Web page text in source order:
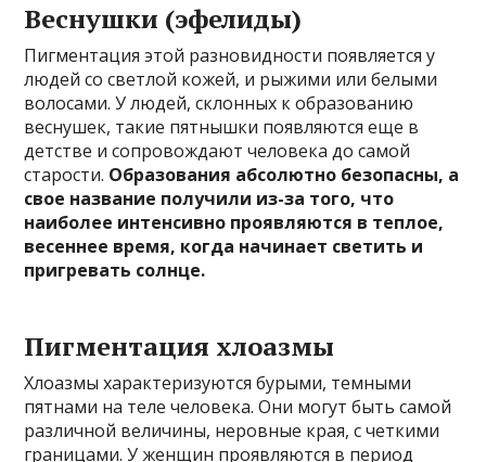
Веснушки (эфелиды)
Пигментация этой разновидности появляется у
людей со светлой кожей, и рыжими или белыми
волосами. У людей, склонных к образованию
веснушек, такие пятнышки появляются еще в
детстве и сопровождают человека до самой
старости. Образования абсолютно безопасны, а
свое название получили из-за того, что
наиболее интенсивно проявляются в теплое,
весеннее время, когда начинает светить и
пригревать солнце.
Пигментация хлоазмы
Хлоазмы характеризуются бурыми, темными
пятнами на теле человека. Они могут быть самой
различной величины, неровные края, с четкими
границами. У женщин проявляются в период